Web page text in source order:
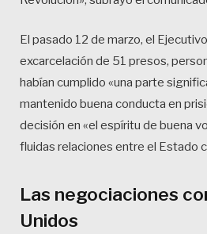
El pasado 12 de marzo, el
excarcelación de 51 presos,
habían cumplido «una parte
mantenido buena conducta en
decisión en «el espíritu de buena
fluidas relaciones entre el Estado
Las negociaciones
Unidos